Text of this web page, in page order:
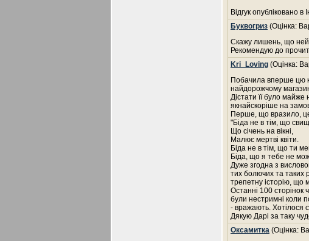
Відгук опубліковано
Буквогриз (Оцінка:
Скажу лишень, що
Рекомендую до
Kri_Loving (Оцінка:
Побачила вперше цю
найдорожчому
Дістати її було
якнайскоріше на
Перше, що вразило,
"Біда не в тім, що
Що січень на вікні,
Малює мертві квіти.
Біда не в тім, що ти
Біда, що я тебе не
Дуже згодна з
тих болючих та таких
трепетну історію, що
Останні 100 сторінок
були нестримні коли
- вражають. Хотілося
Дякую Дарі за таку
Оксамитка (Оцінка: